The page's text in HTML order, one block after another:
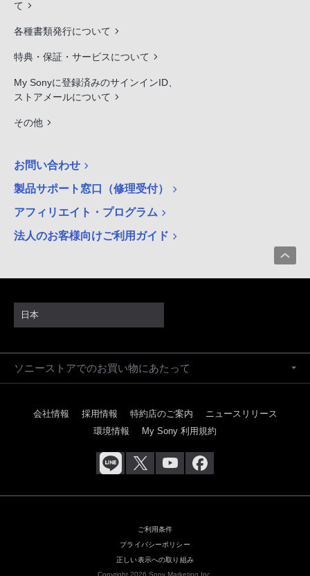
て
各種書類発行について
特典・保証・サービスについて
My Sonyに登録済みのサインインID、
ストアメールについて
その他
お問い合わせ
製品サポート窓口（修理受付）
アフィリエイト・プログラム
法人のお客様向けご利用ガイド
日本
ソニーストアでのお買い物にあたって
会社情報 採用情報 特約店のご案内
ニュースリリース
環境情報
My Sony 利用規約
ご利用条件
プライバシーポリシー
正しい表示への取り組み
Copyright 2026 Sony Marketing Inc.